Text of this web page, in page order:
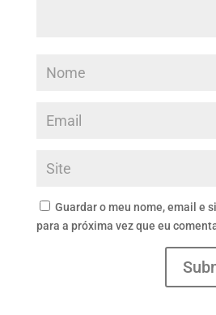
Guardar o meu nome, email e
para a próxima vez que eu